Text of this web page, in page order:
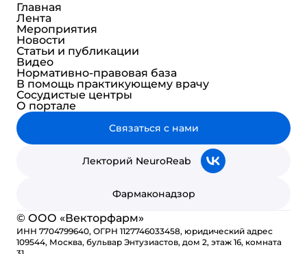
Главная
Лента
Мероприятия
Новости
Статьи и публикации
Видео
Нормативно-правовая база
В помощь практикующему врачу
Сосудистые центры
О портале
Связаться с нами
Лекторий NeuroReab
Фармаконадзор
© ООО «Векторфарм»
ИНН 7704799640, ОГРН 1127746033458, юридический адрес
109544, Москва, бульвар Энтузиастов, дом 2, этаж 16, комната